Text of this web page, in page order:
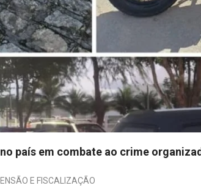
no país em combate ao crime
E FISCALIZAÇÃO